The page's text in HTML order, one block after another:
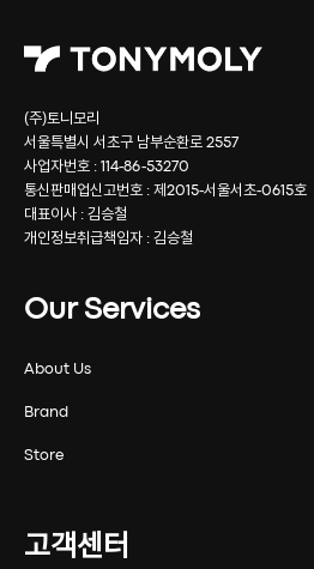
(주)토니모리
서울특별시 서초구 남부순환로 2557
사업자번호 : 114-86-53270
통신판매업신고번호 : 제2015-서울서초-0615호
대표이사 : 김승철
개인정보취급책임자 : 김승철
Our Services
About Us
Brand
Store
고객센터